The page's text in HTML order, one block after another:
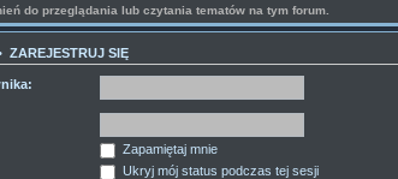
do przeglądania lub czytania tematów na tym forum.
ZAREJESTRUJ SIĘ
Zapamiętaj mnie
Ukryj mój status podczas tej sesji